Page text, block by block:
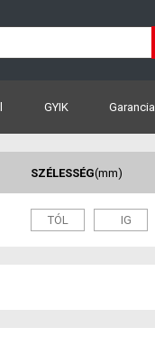
GYIK Garancia
SZÉLESSÉG(mm)